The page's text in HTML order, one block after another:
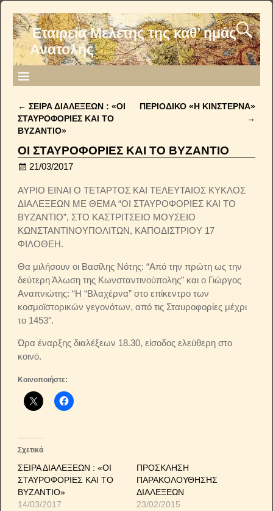
Εταιρεία Μελέτης της καθ’ ημάς
Ανατολής
Post navigation
← ΣΕΙΡΑ ΔΙΑΛΕΞΕΩΝ : «ΟΙ
ΣΤΑΥΡΟΦΟΡΙΕΣ ΚΑΙ ΤΟ
ΒΥΖΑΝΤΙΟ»
ΠΕΡΙΟΔΙΚΟ «Η ΚΙΝΣΤΕΡΝΑ»
→
ΟΙ ΣΤΑΥΡΟΦΟΡΙΕΣ ΚΑΙ ΤΟ ΒΥΖΑΝΤΙΟ
21/03/2017
ΑΥΡΙΟ ΕΙΝΑΙ Ο ΤΕΤΑΡΤΟΣ ΚΑΙ ΤΕΛΕΥΤΑΙΟΣ ΚΥΚΛΟΣ
ΔΙΑΛΕΞΕΩΝ ΜΕ ΘΕΜΑ “ΟΙ ΣΤΑΥΡΟΦΟΡΙΕΣ ΚΑΙ ΤΟ
ΒΥΖΑΝΤΙΟ”, ΣΤΟ ΚΑΣΤΡΙΤΣΕΙΟ ΜΟΥΣΕΙΟ
ΚΩΝΣΤΑΝΤΙΝΟΥΠΟΛΙΤΩΝ, ΚΑΠΟΔΙΣΤΡΙΟΥ 17
ΦΙΛΟΘΕΗ.
Θα μιλήσουν οι Βασίλης Νότης: “Από την πρώτη ως την
δεύτερη Άλωση της Κωνσταντινούπολης” και ο Γιώργος
Αναπνιώτης: “Η “Βλαχέρνα” στο επίκεντρο των
κοσμοϊστορικών γεγονότων, από τις Σταυροφορίες μέχρι
το 1453″.
Ώρα έναρξης διαλέξεων 18.30, είσοδος ελεύθερη στο
κοινό.
Κοινοποιήστε:
Σχετικά
ΣΕΙΡΑ ΔΙΑΛΕΞΕΩΝ : «ΟΙ
ΣΤΑΥΡΟΦΟΡΙΕΣ ΚΑΙ ΤΟ
ΒΥΖΑΝΤΙΟ»
14/03/2017
ΠΡΟΣΚΛΗΣΗ
ΠΑΡΑΚΟΛΟΥΘΗΣΗΣ
ΔΙΑΛΕΞΕΩΝ
23/02/2015